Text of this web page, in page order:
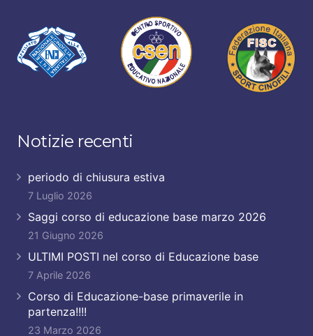
Notizie recenti
periodo di chiusura estiva
7 Luglio 2026
Saggi corso di educazione base marzo 2026
21 Giugno 2026
ULTIMI POSTI nel corso di Educazione base
7 Aprile 2026
Corso di Educazione-base primaverile in
partenza!!!!
23 Marzo 2026